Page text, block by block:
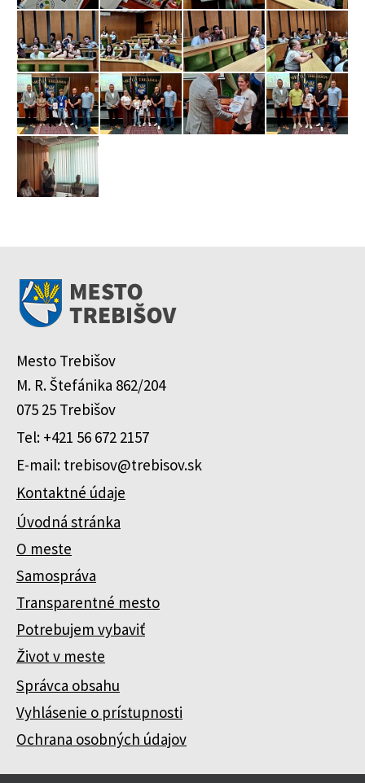
Mesto Trebišov
M. R. Štefánika 862/204
075 25 Trebišov
Tel: +421 56 672 2157
E-mail: trebisov@trebisov.sk
Kontaktné údaje
Úvodná stránka
O meste
Samospráva
Transparentné mesto
Potrebujem vybaviť
Život v meste
Správca obsahu
Vyhlásenie o prístupnosti
Ochrana osobných údajov